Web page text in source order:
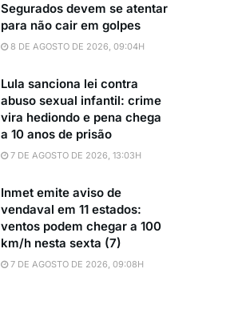
Segurados devem se atentar
para não cair em golpes
8 DE AGOSTO DE 2026, 09:04H
Lula sanciona lei contra
abuso sexual infantil: crime
vira hediondo e pena chega
a 10 anos de prisão
7 DE AGOSTO DE 2026, 13:03H
Inmet emite aviso de
vendaval em 11 estados:
ventos podem chegar a 100
km/h nesta sexta (7)
7 DE AGOSTO DE 2026, 09:08H